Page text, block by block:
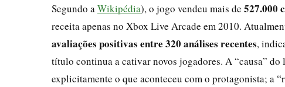
Segundo a Wikipédia), o jogo vendeu mais de 527.000
receita apenas no Xbox Live Arcade em 2010.
avaliações positivas entre 320 análises recentes,
título continua a cativar novos jogadores. A “causa”
explicitamente o que aconteceu com o protagonista; a